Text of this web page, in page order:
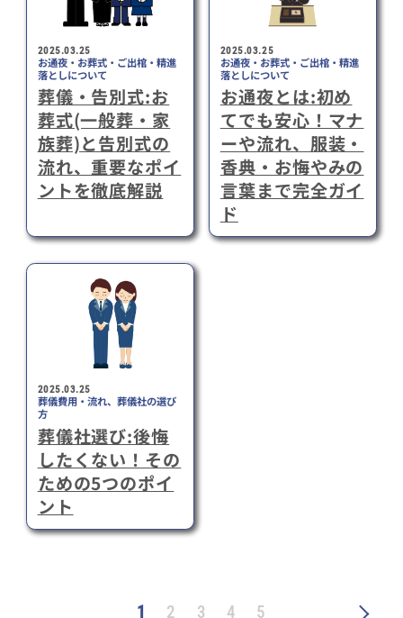
2025.03.25
お通夜・お葬式・ご出棺・精進
落としについて
葬儀・告別式:お
葬式(一般葬・家
族葬)と告別式の
流れ、重要なポイ
ントを徹底解説
2025.03.25
お通夜・お葬式・ご出棺・精進
落としについて
お通夜とは:初め
てでも安心！マナ
ーや流れ、服装・
香典・お悔やみの
言葉まで完全ガイ
ド
2025.03.25
葬儀費用・流れ、葬儀社の選び
方
葬儀社選び:後悔
したくない！その
ための5つのポイ
ント
1 2 3 4 5 »